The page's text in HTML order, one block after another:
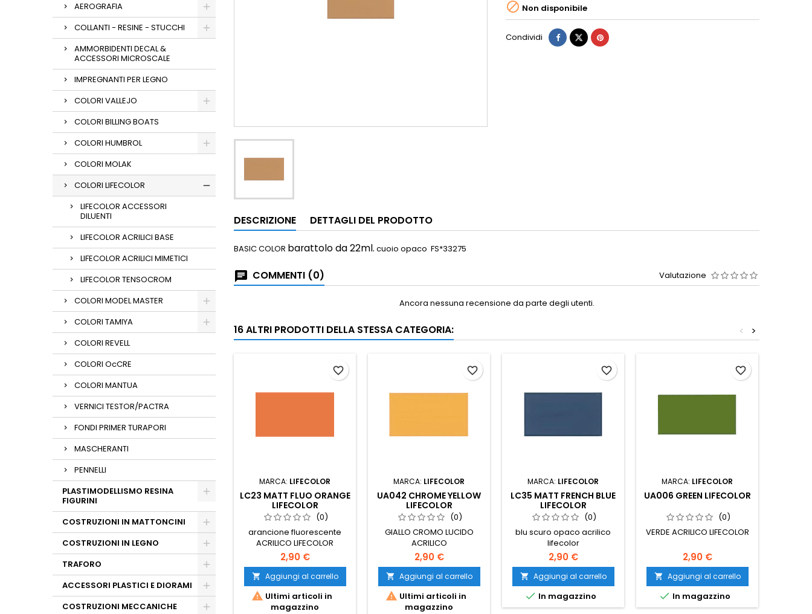
AEROGRAFIA
COLLANTI - RESINE - STUCCHI
AMMORBIDENTI DECAL &
ACCESSORI MICROSCALE
IMPREGNANTI PER LEGNO
COLORI VALLEJO
COLORI BILLING BOATS
COLORI HUMBROL
COLORI MOLAK
COLORI LIFECOLOR
LIFECOLOR ACCESSORI
DILUENTI
LIFECOLOR ACRILICI BASE
LIFECOLOR ACRILICI MIMETICI
LIFECOLOR TENSOCROM
COLORI MODEL MASTER
COLORI TAMIYA
COLORI REVELL
COLORI OcCRE
COLORI MANTUA
VERNICI TESTOR/PACTRA
FONDI PRIMER TURAPORI
MASCHERANTI
PENNELLI
PLASTIMODELLISMO RESINA
FIGURINI
COSTRUZIONI IN MATTONCINI
COSTRUZIONI IN LEGNO
TRAFORO
ACCESSORI PLASTICI E DIORAMI
COSTRUZIONI MECCANICHE
 Non disponibile
Condividi
DESCRIZIONE DETTAGLI DEL PRODOTTO
BASIC COLOR barattolo da 22ml. cuoio opaco FS*33275
COMMENTI (0) Valutazione
Ancora nessuna recensione da parte degli utenti.
16 ALTRI PRODOTTI DELLA STESSA CATEGORIA: >
<
MARCA: LIFECOLOR
LC23 MATT FLUO ORANGE
LIFECOLOR
(0)
arancione fluorescente
ACRILICO LIFECOLOR
2,90 €
 Aggiungi al carrello
 Ultimi articoli in
magazzino
favorite_border
MARCA: LIFECOLOR
UA042 CHROME YELLOW
LIFECOLOR
(0)
GIALLO CROMO LUCIDO
ACRILICO
2,90 €
 Aggiungi al carrello
 Ultimi articoli in
magazzino
favorite_border
MARCA: LIFECOLOR
LC35 MATT FRENCH BLUE
LIFECOLOR
(0)
blu scuro opaco acrilico
lifecolor
2,90 €
 Aggiungi al carrello
 In magazzino
favorite_border
MARCA: LIFECOLOR
UA006 GREEN LIFECOLOR
(0)
VERDE ACRILICO LIFECOLOR
2,90 €
 Aggiungi al carrello
 In magazzino
favorite_border